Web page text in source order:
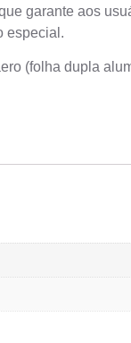
garante aos
especial.
(folha dupla